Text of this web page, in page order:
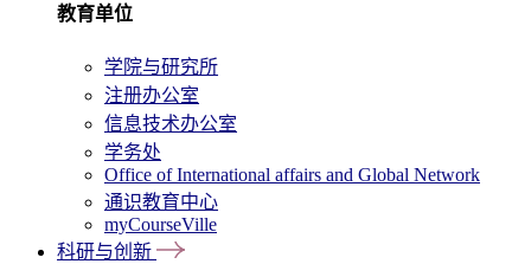
教育单位
学院与研究所
注册办公室
信息技术办公室
学务处
Office of International affairs and Global Network
通识教育中心
myCourseVille
科研与创新